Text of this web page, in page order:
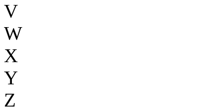
V
W
X
Y
Z